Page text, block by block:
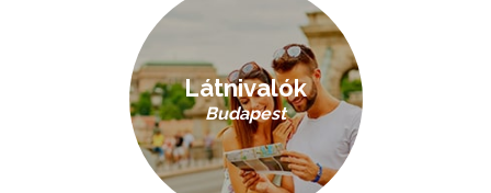
Látnivalók
Budapest